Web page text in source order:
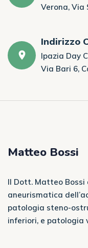
Verona, Via
Indirizzo
Ipazia Day
Via Bari 6,
Matteo Bossi
Il Dott. Matteo
aneurismatica
patologia steno-
inferiori, e patologia